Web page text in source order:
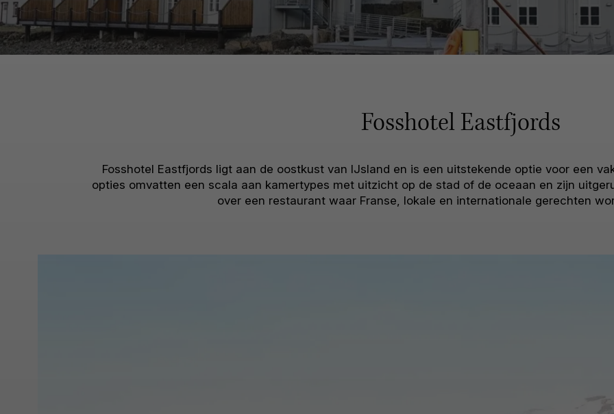
Fosshotel Eastfjords
Fosshotel Eastfjords ligt aan de oostkust van IJsland en is een uitstekende optie voor een
opties omvatten een scala aan kamertypes met uitzicht op de stad of de oceaan en zijn
over een restaurant waar Franse, lokale en internationale gerechten